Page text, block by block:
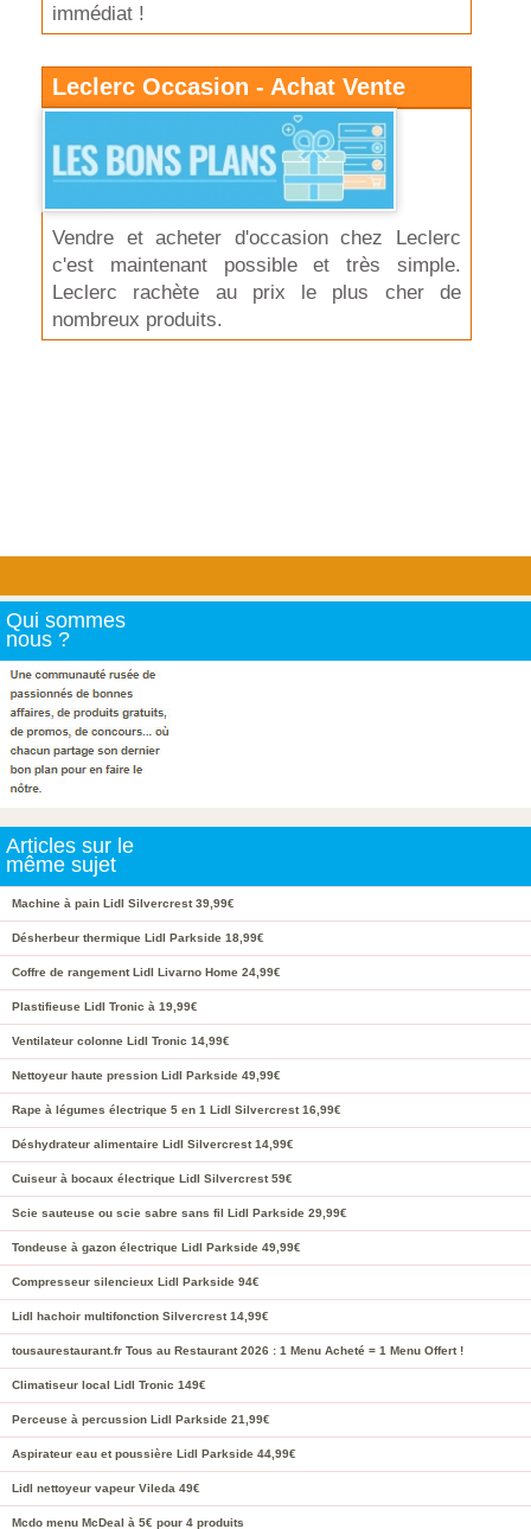
immédiat !
Leclerc Occasion - Achat Vente
Vendre et acheter d'occasion chez Leclerc
c'est maintenant possible et très simple.
Leclerc rachète au prix le plus cher de
nombreux produits.
Qui sommes
nous ?
Articles sur le
même sujet
Machine à pain Lidl Silvercrest 39,99€
Désherbeur thermique Lidl Parkside 18,99€
Coffre de rangement Lidl Livarno Home 24,99€
Plastifieuse Lidl Tronic à 19,99€
Ventilateur colonne Lidl Tronic 14,99€
Nettoyeur haute pression Lidl Parkside 49,99€
Rape à légumes électrique 5 en 1 Lidl Silvercrest 16,99€
Déshydrateur alimentaire Lidl Silvercrest 14,99€
Cuiseur à bocaux électrique Lidl Silvercrest 59€
Scie sauteuse ou scie sabre sans fil Lidl Parkside 29,99€
Tondeuse à gazon électrique Lidl Parkside 49,99€
Compresseur silencieux Lidl Parkside 94€
Lidl hachoir multifonction Silvercrest 14,99€
tousaurestaurant.fr Tous au Restaurant 2026 : 1 Menu Acheté = 1 Menu Offert !
Climatiseur local Lidl Tronic 149€
Perceuse à percussion Lidl Parkside 21,99€
Aspirateur eau et poussière Lidl Parkside 44,99€
Lidl nettoyeur vapeur Vileda 49€
Mcdo menu McDeal à 5€ pour 4 produits